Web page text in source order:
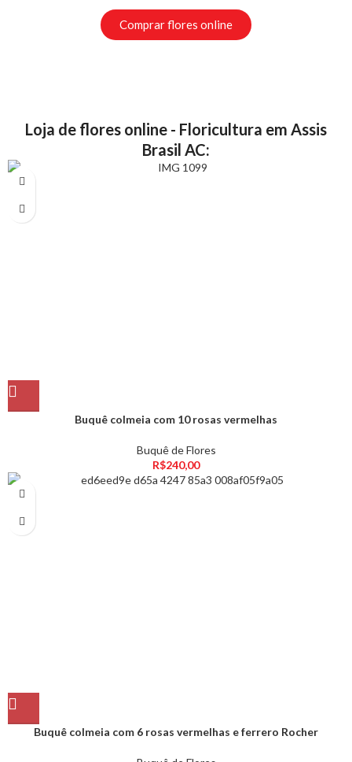
Comprar flores online
Loja de flores online - Floricultura em Assis
Brasil AC:
Buquê colmeia com 10 rosas vermelhas
Buquê de Flores
R$240,00
Buquê colmeia com 6 rosas vermelhas e ferrero Rocher